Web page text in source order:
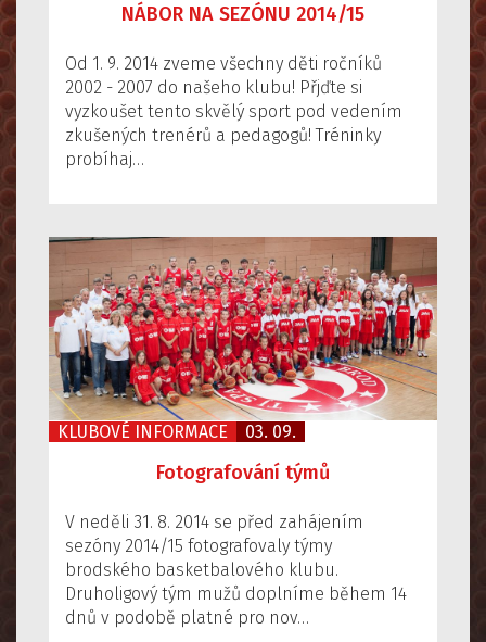
NÁBOR NA SEZÓNU 2014/15
Od 1. 9. 2014 zveme všechny děti ročníků
2002 - 2007 do našeho klubu! Přjďte si
vyzkoušet tento skvělý sport pod vedením
zkušených trenérů a pedagogů! Tréninky
probíhaj…
KLUBOVÉ INFORMACE 03. 09.
Fotografování týmů
V neděli 31. 8. 2014 se před zahájením
sezóny 2014/15 fotografovaly týmy
brodského basketbalového klubu.
Druholigový tým mužů doplníme během 14
dnů v podobě platné pro nov…